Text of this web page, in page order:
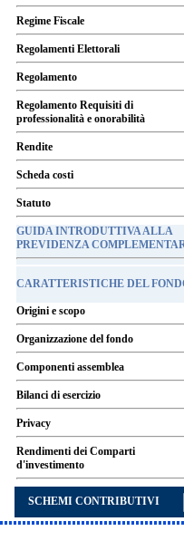
Regime Fiscale
Regolamenti Elettorali
Regolamento
Regolamento Requisiti di
professionalità e onorabilità
Rendite
Scheda costi
Statuto
GUIDA INTRODUTTIVA ALLA
PREVIDENZA
CARATTERISTICHE DEL
Origini e scopo
Organizzazione del fondo
Componenti assemblea
Bilanci di esercizio
Privacy
Rendimenti dei Comparti
d'investimento
SCHEMI CONTRIBUTIVI